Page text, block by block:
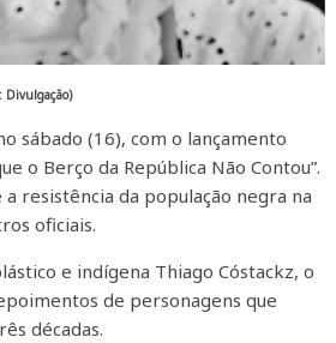
Divulgação)
sábado (16), com o lançamento
o Berço da República Não Contou”.
resistência da população negra na
oficiais.
e indígena Thiago Cóstackz, o
de personagens que
décadas.